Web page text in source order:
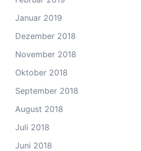
Januar 2019
Dezember 2018
November 2018
Oktober 2018
September 2018
August 2018
Juli 2018
Juni 2018